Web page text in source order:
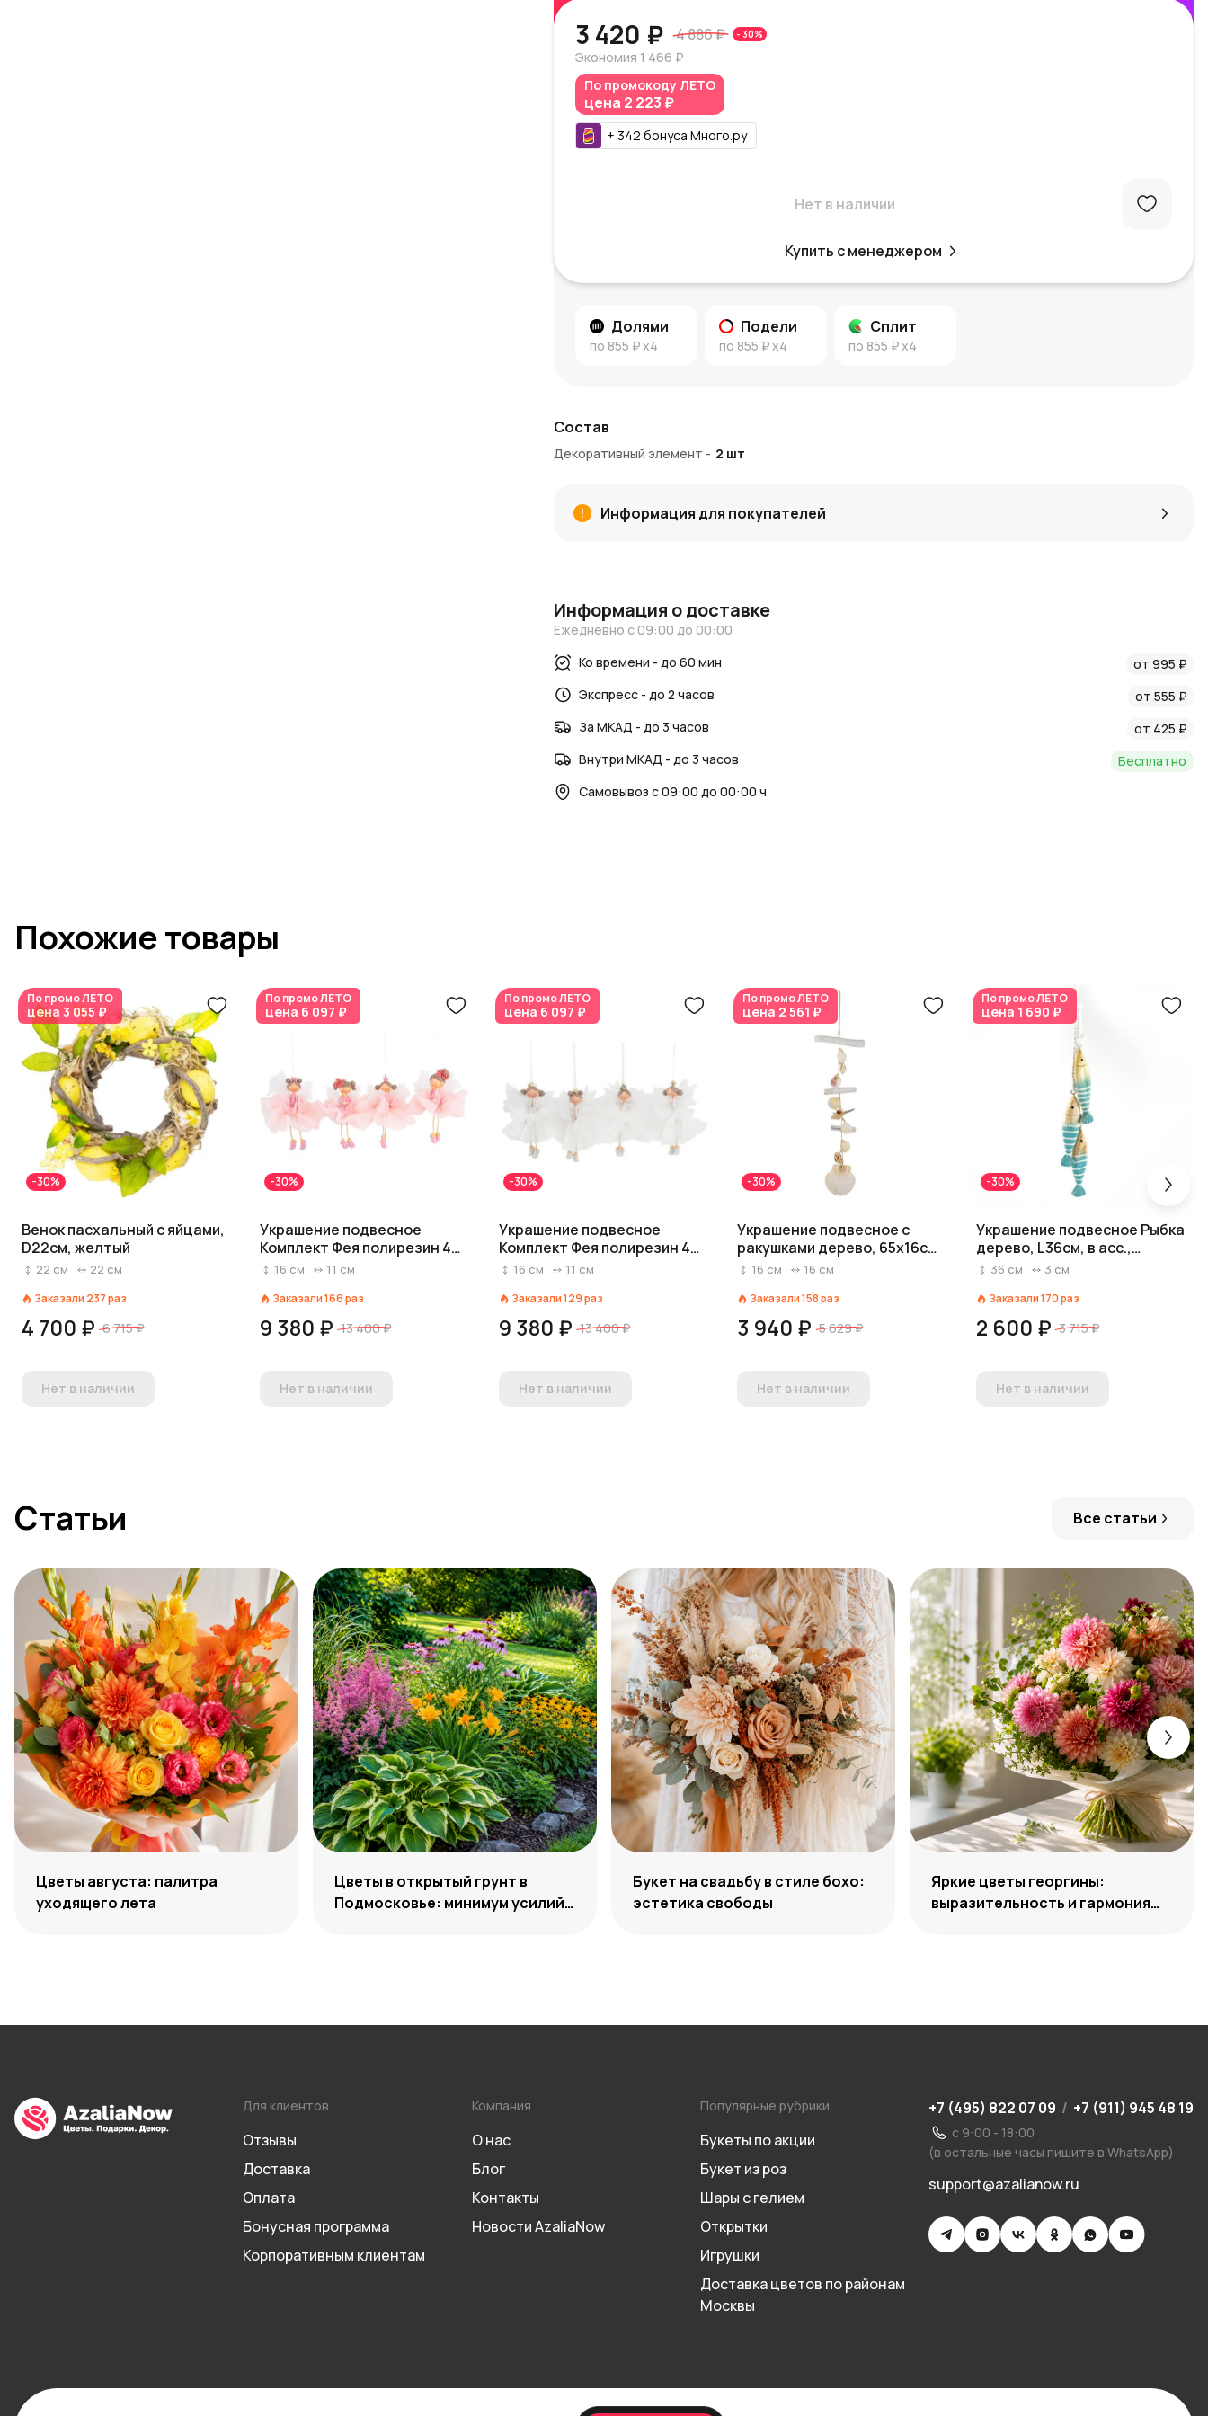
3 420 ₽ 4 886 ₽ - 30%
Экономия 1 466 ₽
По промокоду ЛЕТО
цена 2 223 ₽
+ 342 бонуса Много.ру
Нет в наличии
Купить с менеджером
Долями
по 855 ₽x4
Подели
по 855 ₽x4
Сплит
по 855 ₽x4
Состав
Декоративный элемент - 2 шт
Информация для покупателей
Информация о доставке
Ежедневно с 09:00 до 00:00
Ко времени - до 60 мин
от 995 ₽
Экспресс - до 2 часов
от 555 ₽
За МКАД - до 3 часов
от 425 ₽
Внутри МКАД - до 3 часов
Бесплатно
Самовывоз с 09:00 до 00:00 ч
Похожие товары
По промоЛЕТО
цена 3 055 ₽
-30%
Венок пасхальный с яйцами,
D22см, желтый
22 см 22 см
Заказали 237раз
4 700 ₽ 6 715 ₽
Нет в наличии
По промоЛЕТО
цена 6 097 ₽
-30%
Украшение подвесное
Комплект Фея полирезин 4
шт, H16x10,5x10,5см, в асс.,
16 см 11 см
Заказали166раз
9 380 ₽ 13 400 ₽
Нет в наличии
По промоЛЕТО
цена 6 097 ₽
-30%
Украшение подвесное
Комплект Фея полирезин 4
шт, H16x10,5x10,5см, в асс.,
16 см 11 см
Заказали129раз
9 380 ₽ 13 400 ₽
Нет в наличии
По промоЛЕТО
цена 2 561 ₽
-30%
Украшение подвесное с
ракушками дерево, 65x16см,
белый
16 см 16 см
Заказали158раз
3 940 ₽ 5 629 ₽
Нет в наличии
По промоЛЕТО
цена 1 690 ₽
-30%
Украшение подвесное Рыбка
дерево, L36см, в асс.,
зеленый
36 см 3 см
Заказали170раз
2 600 ₽ 3 715 ₽
Нет в наличии
Статьи Все статьи
Цветы августа: палитра
уходящего лета
Цветы в открытый грунт в
Подмосковье: минимум усилий,
Букет на свадьбу в стиле бохо:
эстетика свободы
Яркие цветы георгины:
выразительность и гармония
Для клиентов
Отзывы
Доставка
Оплата
Бонусная программа
Корпоративным клиентам
Компания
О нас
Блог
Контакты
Новости AzaliaNow
Популярные рубрики
Букеты по акции
Букет из роз
Шары с гелием
Открытки
Игрушки
Доставка цветов по районам
Москвы
+7 (495) 822 07 09 / +7 (911) 945 48 19
с 9:00 - 18:00
(в остальные часы пишите в WhatsApp)
support@azalianow.ru